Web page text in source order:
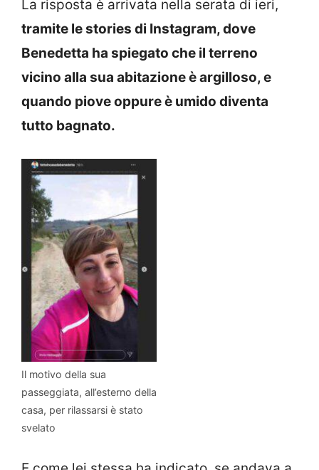
La risposta è arrivata nella serata di ieri,
tramite le stories di Instagram, dove
Benedetta ha spiegato che il terreno
vicino alla sua abitazione è argilloso, e
quando piove oppure è umido diventa
tutto bagnato.
Il motivo della sua
passeggiata, all’esterno della
casa, per rilassarsi è stato
svelato